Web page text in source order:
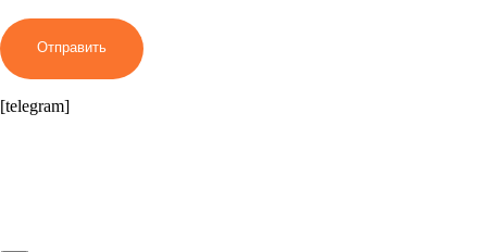
Отправить
[telegram]